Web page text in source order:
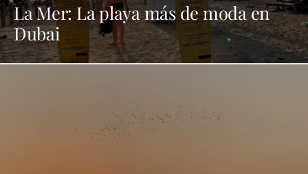
La Mer: La playa más de moda en
Dubai